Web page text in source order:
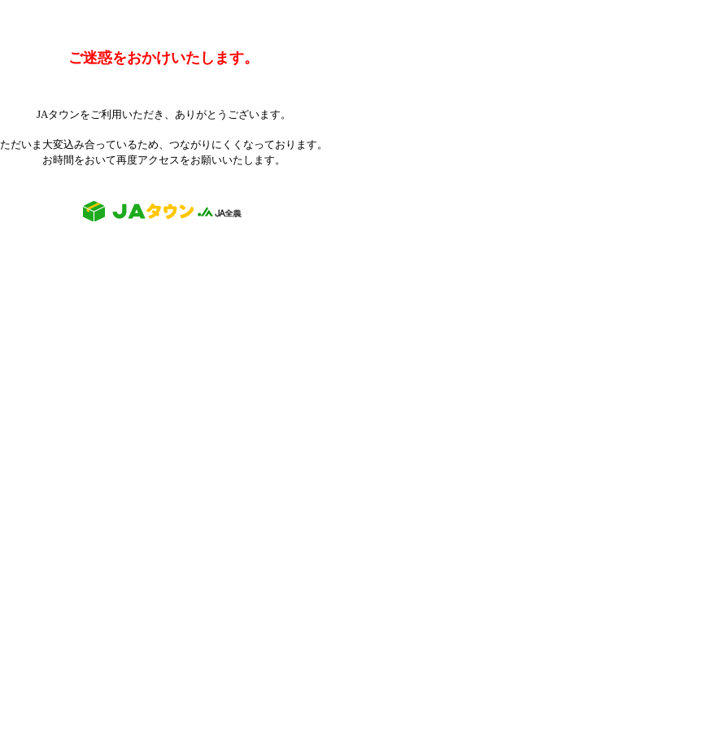
ご迷惑をおかけいたします。
JAタウンをご利用いただき、ありがとうございます。
ただいま大変込み合っているため、つながりにくくなっております。
お時間をおいて再度アクセスをお願いいたします。